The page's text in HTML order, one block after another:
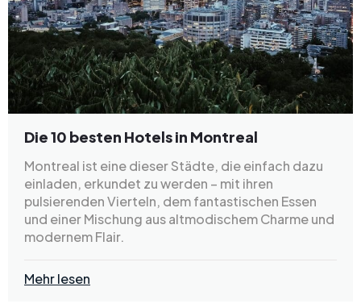
Die 10 besten Hotels in Montreal
Montreal ist eine dieser Städte, die einfach dazu
einladen, erkundet zu werden – mit ihren
pulsierenden Vierteln, dem fantastischen Essen
und einer Mischung aus altmodischem Charme und
modernem Flair.
Mehr lesen